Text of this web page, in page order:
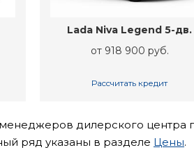
Lada Niva Legend 5-дв.
от 918 900 руб.
Рассчитать кредит
дилерского центра
ряд указаны в разделе Цены.